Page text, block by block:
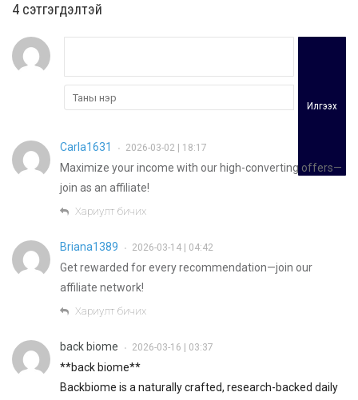
4 cэтгэгдэлтэй
Илгээх
Carla1631 • 2026-03-02 | 18:17
Maximize your income with our high-converting offers—
join as an affiliate!
Хариулт бичих
Briana1389 • 2026-03-14 | 04:42
Get rewarded for every recommendation—join our
affiliate network!
Хариулт бичих
back biome • 2026-03-16 | 03:37
**back biome**
Backbiome is a naturally crafted, research-backed daily